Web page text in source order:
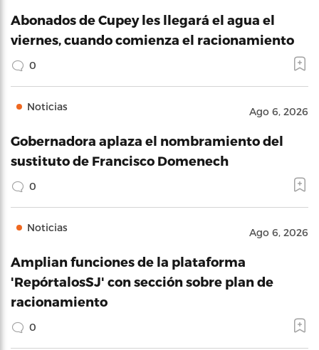
Abonados de Cupey les llegará el agua el
viernes, cuando comienza el racionamiento
0
Noticias Ago 6, 2026
Gobernadora aplaza el nombramiento del
sustituto de Francisco Domenech
0
Noticias Ago 6, 2026
Amplian funciones de la plataforma
'RepórtalosSJ' con sección sobre plan de
racionamiento
0